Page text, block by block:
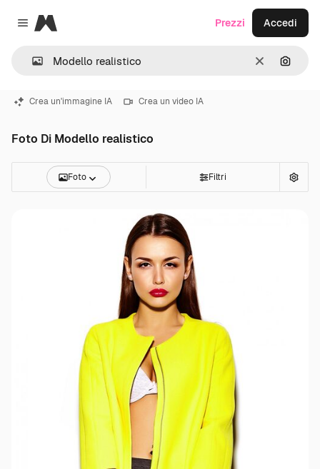
Close menu
Magnific
CancellaCerca
Prezzi Accedi
Crea un'immagine IA Crea un video IA
Foto Di Modello realistico
Foto Filtri